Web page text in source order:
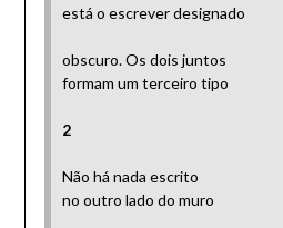
está o escrever designado
obscuro. Os dois juntos
formam um terceiro tipo
2
Não há nada escrito
no outro lado do muro